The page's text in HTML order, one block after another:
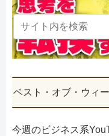
ベスト・オブ・ウィ
今週のビジネス系